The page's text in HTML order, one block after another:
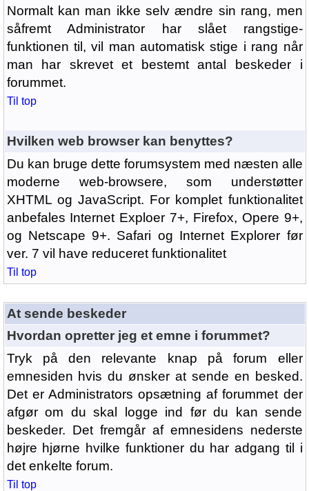
Normalt kan man ikke selv ændre sin rang, men
såfremt Administrator har slået rangstige-
funktionen til, vil man automatisk stige i rang når
man har skrevet et bestemt antal beskeder i
forummet.
Til top
Hvilken web browser kan benyttes?
Du kan bruge dette forumsystem med næsten alle
moderne web-browsere, som understøtter
XHTML og JavaScript. For komplet funktionalitet
anbefales Internet Exploer 7+, Firefox, Opere 9+,
og Netscape 9+. Safari og Internet Explorer før
ver. 7 vil have reduceret funktionalitet
Til top
At sende beskeder
Hvordan opretter jeg et emne i forummet?
Tryk på den relevante knap på forum eller
emnesiden hvis du ønsker at sende en besked.
Det er Administrators opsætning af forummet der
afgør om du skal logge ind før du kan sende
beskeder. Det fremgår af emnesidens nederste
højre hjørne hvilke funktioner du har adgang til i
det enkelte forum.
Til top